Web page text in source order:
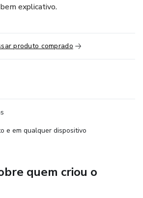
explicativo.
produto comprado
e em qualquer dispositivo
quem criou o